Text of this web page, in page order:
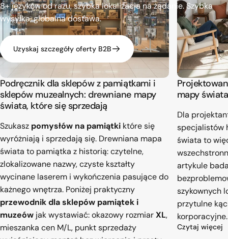
8+ języków od razu, szybka lokalizacja na żądanie. Szybka
wysyłka, globalna dostawa.
Uzyskaj szczegóły oferty B2B
Podręcznik dla sklepów z pamiątkami i
sklepów muzealnych: drewniane mapy
świata, które się sprzedają
Szukasz pomysłów na pamiątki które się
wyróżniają i sprzedają się. Drewniana mapa
świata to pamiątka z historią: czytelne,
zlokalizowane nazwy, czyste kształty
wycinane laserem i wykończenia pasujące do
każnego wnętrza. Poniżej praktyczny
przewodnik dla sklepów pamiątek i
muzeów jak wystawiać: okazowy rozmiarXL,
mieszanka cen M/L, punkt sprzedaży
mapy
Dla
specjalistów
świata to
artykule
szykownych
przytulne
korporacyjne.
Czytaj więcejo